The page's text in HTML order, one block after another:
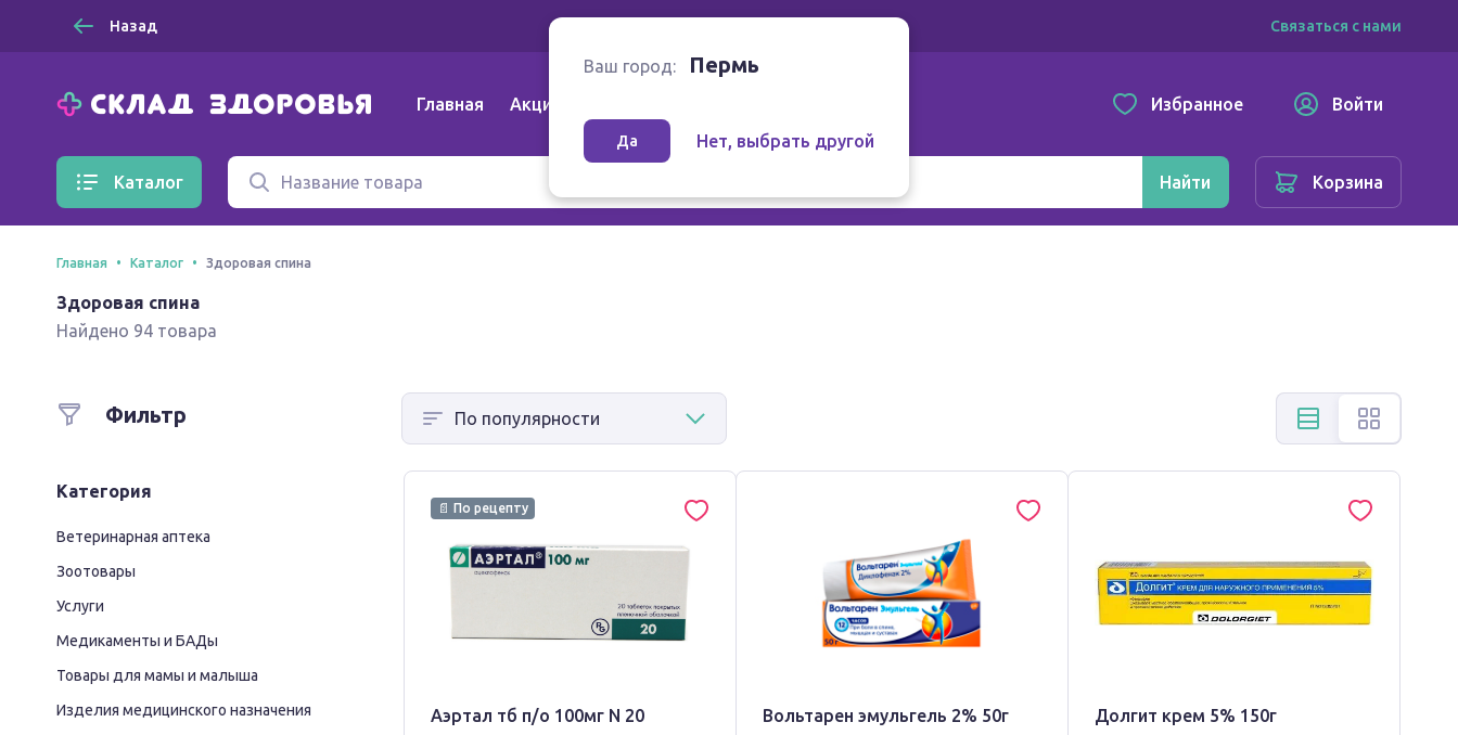
Назад Связаться с нами
Главная Акции Избранное Войти
Каталог Найти Корзина
Ваш город: Пермь
Да Нет, выбрать другой
Главная Каталог Здоровая спина
Здоровая спина
Найдено 94 товара
Фильтр
Категория
Ветеринарная аптека
Зоотовары
Услуги
Медикаменты и БАДы
Товары для мамы и малыша
Изделия медицинского назначения
📄 По рецепту
Аэртал тб п/о 100мг N 20 Вольтарен эмульгель 2% 50г Долгит крем 5% 150г